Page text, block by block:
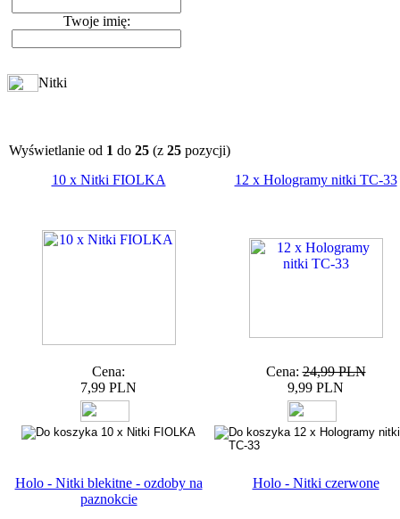
Twoje imię:
Nitki
Wyświetlanie od 1 do 25 (z 25 pozycji)
10 x Nitki FIOLKA
Cena:
7,99 PLN
12 x Hologramy nitki TC-33
Cena: 24,99 PLN
9,99 PLN
Holo - Nitki blekitne - ozdoby na
paznokcie
Holo - Nitki czerwone